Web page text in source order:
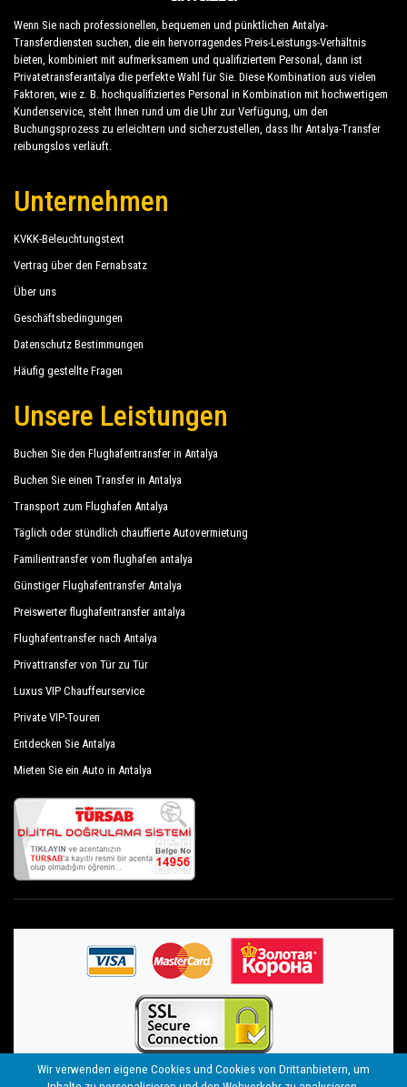
Wenn Sie nach professionellen, bequemen und pünktlichen Antalya-
Transferdiensten suchen, die ein hervorragendes Preis-Leistungs-Verhältnis
bieten, kombiniert mit aufmerksamem und qualifiziertem Personal, dann ist
Privatetransferantalya die perfekte Wahl für Sie. Diese Kombination aus vielen
Faktoren, wie z. B. hochqualifiziertes Personal in Kombination mit hochwertigem
Kundenservice, steht Ihnen rund um die Uhr zur Verfügung, um den
Buchungsprozess zu erleichtern und sicherzustellen, dass Ihr Antalya-Transfer
reibungslos verläuft.
Unternehmen
KVKK-Beleuchtungstext
Vertrag über den Fernabsatz
Über uns
Geschäftsbedingungen
Datenschutz Bestimmungen
Häufig gestellte Fragen
Unsere Leistungen
Buchen Sie den Flughafentransfer in Antalya
Buchen Sie einen Transfer in Antalya
Transport zum Flughafen Antalya
Täglich oder stündlich chauffierte Autovermietung
Familientransfer vom flughafen antalya
Günstiger Flughafentransfer Antalya
Preiswerter flughafentransfer antalya
Flughafentransfer nach Antalya
Privattransfer von Tür zu Tür
Luxus VIP Chauffeurservice
Private VIP-Touren
Entdecken Sie Antalya
Mieten Sie ein Auto in Antalya
Wir verwenden eigene Cookies und Cookies von Drittanbietern, um